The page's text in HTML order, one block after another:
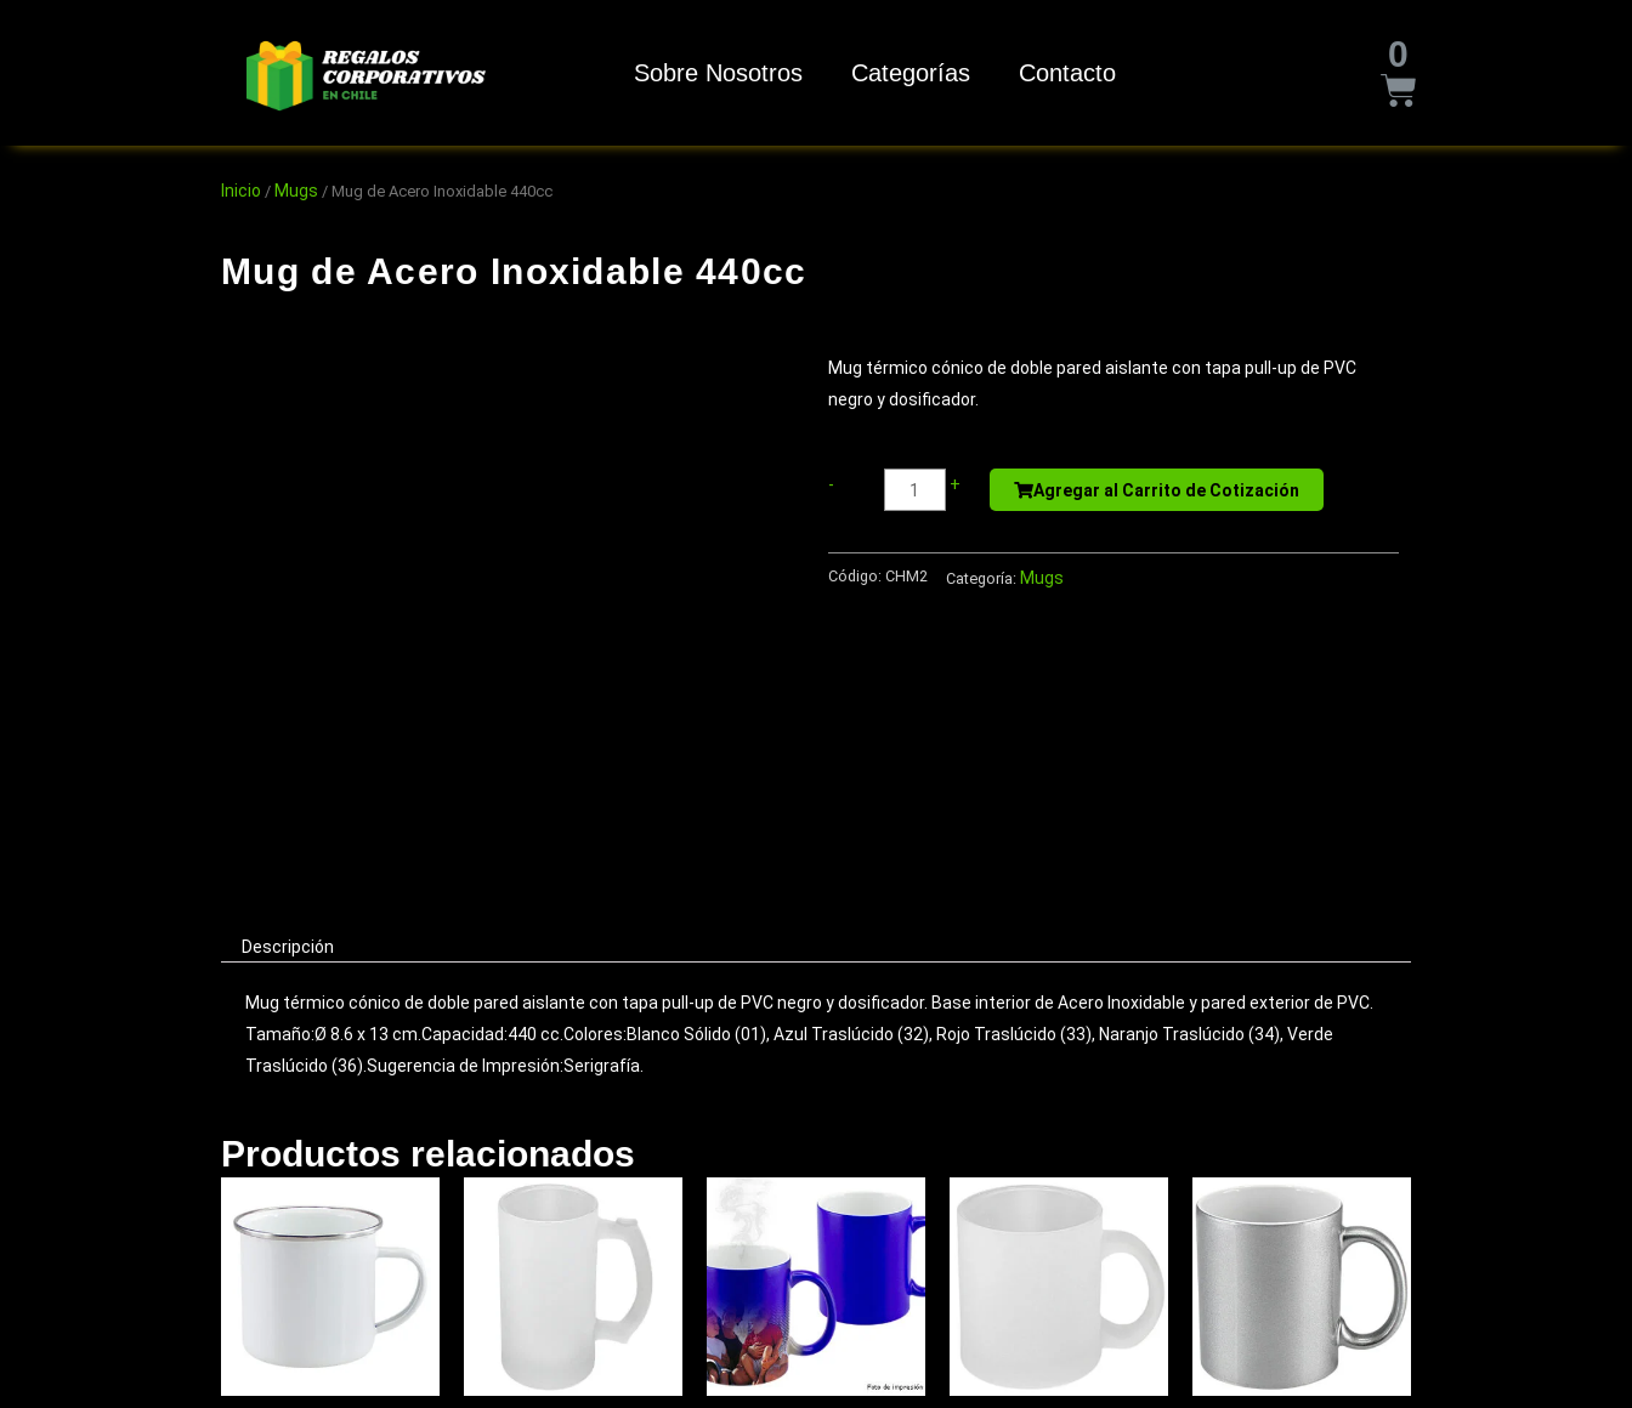
Sobre Nosotros Categorías Contacto 0
Inicio / Mugs / Mug de Acero Inoxidable 440cc
Mug de Acero Inoxidable 440cc
Mug térmico cónico de doble pared aislante con tapa pull-up de PVC
negro y dosificador.
-
Bottle
Aluminio
+ Agregar al Carrito de Cotización
Código: CHM2 Categoría: Mugs
Descripción
Mug térmico cónico de doble pared aislante con tapa pull-up de PVC negro y dosificador. Base interior de Acero Inoxidable y pared exterior de PVC.
Tamaño:Ø 8.6 x 13 cm.Capacidad:440 cc.Colores:Blanco Sólido (01), Azul Traslúcido (32), Rojo Traslúcido (33), Naranjo Traslúcido (34), Verde
Traslúcido (36).Sugerencia de Impresión:Serigrafía.
Productos relacionados